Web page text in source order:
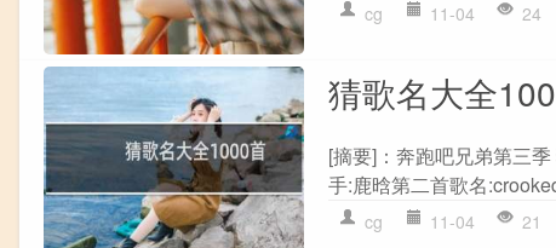
cg 11-04 24
猜歌名大全
[摘要]：奔跑吧兄弟第三
手:鹿晗第二首歌名
cg 11-04 21